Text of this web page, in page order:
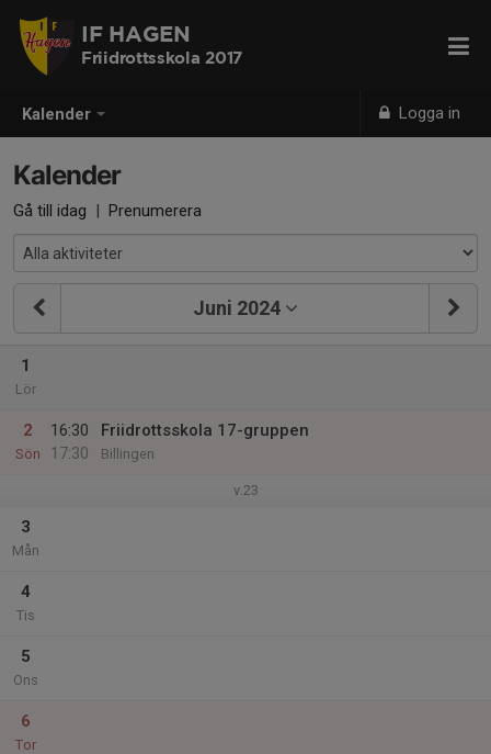
Kalender Logga in
IF HAGEN
Friidrottsskola 2017
Kalender
Gå till idag | Prenumerera
Juni 2024
1
Lör
2
Sön
16:30
17:30
Friidrottsskola 17-gruppen
Billingen
v.23
3
Mån
4
Tis
5
Ons
6
Tor